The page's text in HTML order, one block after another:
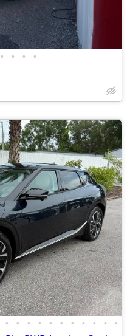
• • • •
• • • • • • • • • • •